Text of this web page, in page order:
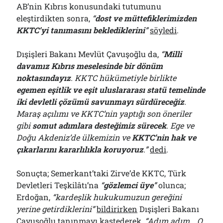
AB’nin Kıbrıs konusundaki tutumunu
eleştirdikten sonra, “dost ve müttefiklerimizden
KKTC’yi tanımasını beklediklerini”söyledi.
Dışişleri Bakanı Mevlüt Çavuşoğlu da, “Milli
davamız Kıbrıs meselesinde bir dönüm
noktasındayız. KKTC hükümetiyle birlikte
egemen eşitlik ve eşit uluslararası statü temelinde
iki devletli çözümü savunmayı sürdüreceğiz.
Maraş açılımı ve KKTC’nin yaptığı son öneriler
gibisomut adımlara desteğimiz sürecek. Ege ve
Doğu Akdeniz’de ülkemizin veKKTC’nin hak ve
çıkarlarını kararlılıkla koruyoruz.”dedi.
Sonuçta; Semerkant’taki Zirve’de KKTC, Türk
Devletleri Teşkilâtı’na “gözlemci üye”olunca;
Erdoğan, “kardeşlik hukukumuzun gereğini
yerine getirdiklerini”bildirirken Dışişleri Bakanı
Çavuşoğlu tanınmayı kastederek, “Adım adım… O